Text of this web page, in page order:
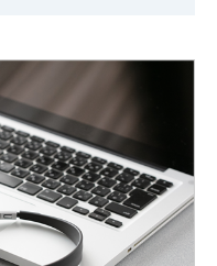
ことができ、これ
ができることとな
をもって個人情報及
を保護するために、
必要かつ適切な、合
情報及び秘密情報等